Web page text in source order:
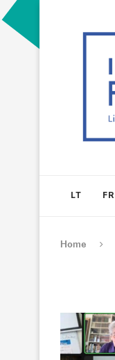
LT FR
Home